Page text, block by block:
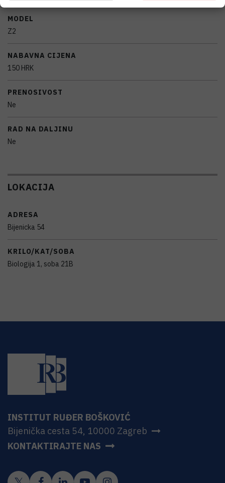
MODEL
Z2
NABAVNA CIJENA
150 HRK
PRENOSIVOST
Ne
RAD NA DALJINU
Ne
LOKACIJA
ADRESA
Bijenicka 54
KRILO/KAT/SOBA
Biologija 1, soba 21B
INSTITUT RUĐER BOŠKOVIĆ
Bijenička cesta 54, 10000 Zagreb
KONTAKTIRAJTE NAS